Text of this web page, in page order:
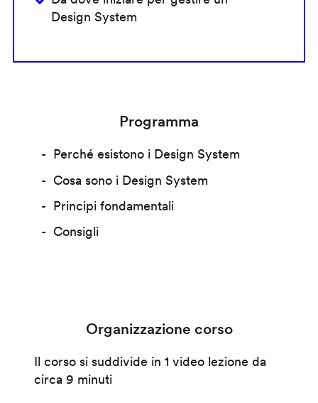
Design System
Programma
Perché esistono i Design System
Cosa sono i Design System
Principi fondamentali
Consigli
Organizzazione corso
Il corso si suddivide in 1 video lezione da
circa 9 minuti